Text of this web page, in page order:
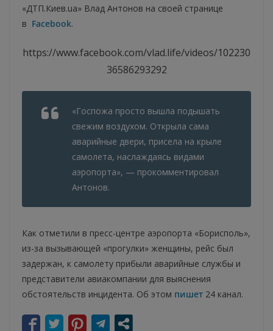
«ДТП.Киев.ua» Влад Антонов на своей странице
в Facebook.
https://www.facebook.com/vlad.life/videos/102230
36586293292
«Госпожа просто вышла подышать
свежим воздухом. Открыла сама
аварийные двери, присела на крыле
самолета, наслаждаясь видами
аэропорта», — прокомментировал
Антонов.
Как отметили в пресс-центре аэропорта «Борисполь»,
из-за вызывающей «прогулки» женщины, рейс был
задержан, к самолету прибыли аварийные службы и
представители авиакомпании для выяснения
обстоятельств инцидента. Об этом пишет 24 канал.